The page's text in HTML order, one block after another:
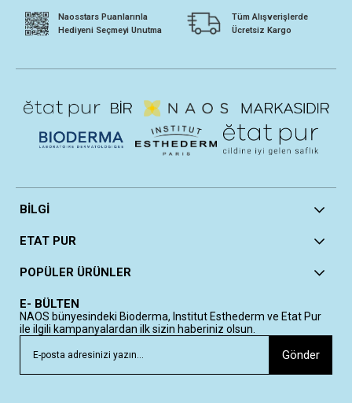
Naosstars Puanlarınla
Hediyeni Seçmeyi Unutma
Tüm Alışverişlerde
Ücretsiz Kargo
BİLGİ
ETAT PUR
POPÜLER ÜRÜNLER
E- BÜLTEN
NAOS bünyesindeki Bioderma, Institut Esthederm ve Etat Pur
ile ilgili kampanyalardan ilk sizin haberiniz olsun.
Gönder